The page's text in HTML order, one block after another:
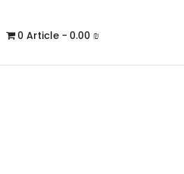
0 Article 0.00 ₪